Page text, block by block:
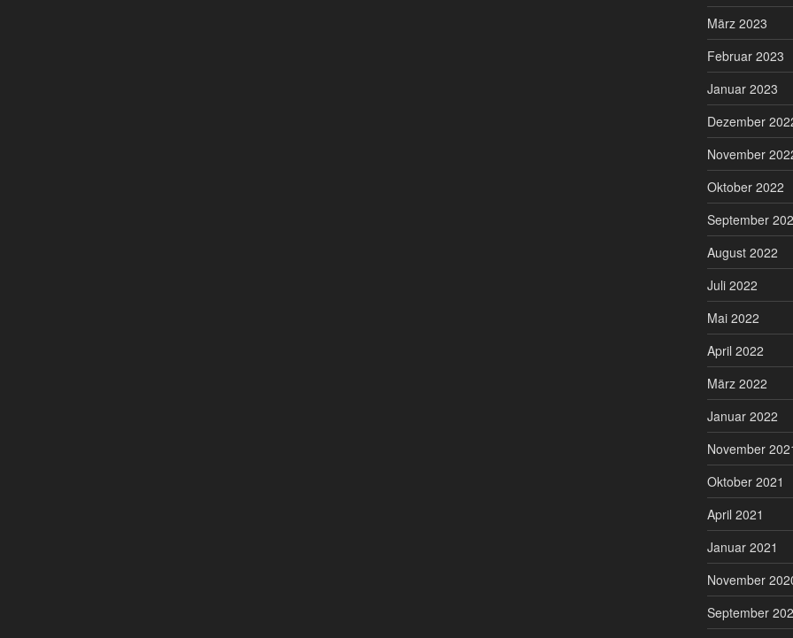
März 2023
Februar 2023
Januar 2023
Dezember
November
Oktober 2022
September
August 2022
Juli 2022
Mai 2022
April 2022
März 2022
Januar 2022
November
Oktober 2021
April 2021
Januar 2021
November
September